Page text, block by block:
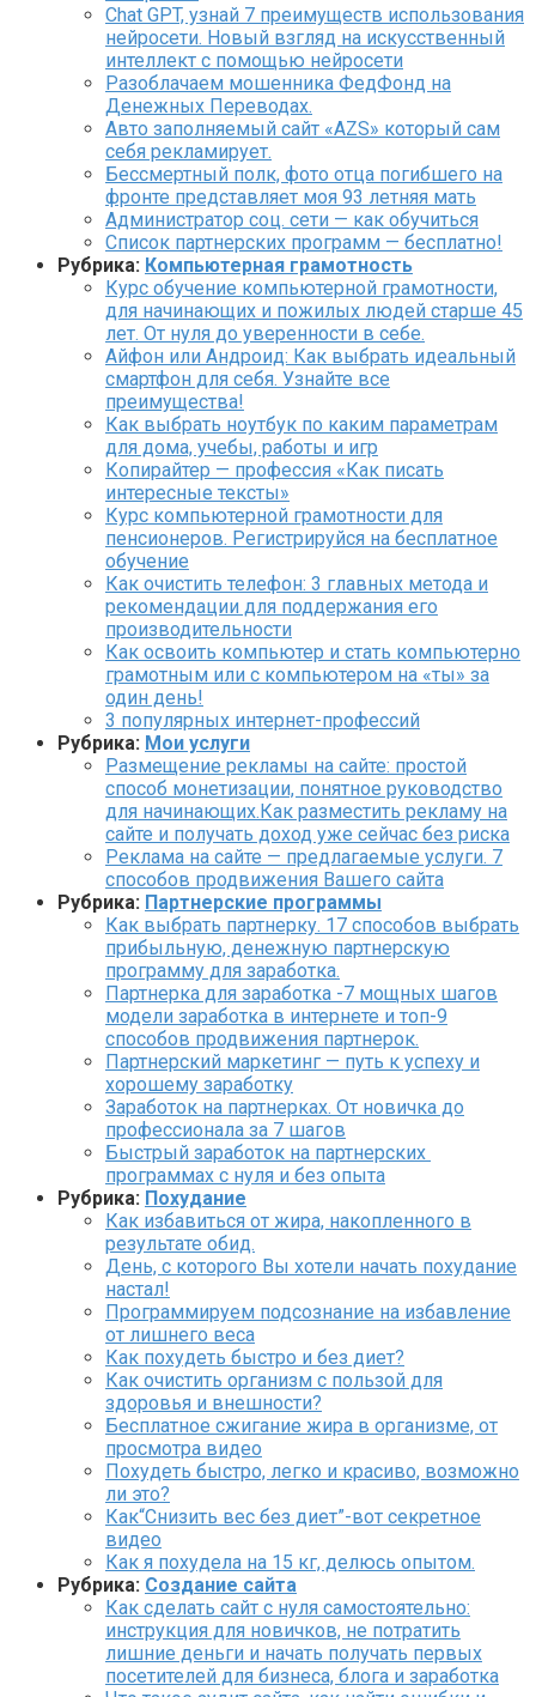
Chat GPT, узнай 7 преимуществ использования
нейросети. Новый взгляд на искусственный
интеллект с помощью нейросети
Разоблачаем мошенника ФедФонд на
Денежных Переводах.
Авто заполняемый сайт «AZS» который сам
себя рекламирует.
Бессмертный полк, фото отца погибшего на
фронте представляет моя 93 летняя мать
Администратор соц. сети — как обучиться
Список партнерских программ — бесплатно!
Рубрика: Компьютерная грамотность
Курс обучение компьютерной грамотности,
для начинающих и пожилых людей старше 45
лет. От нуля до уверенности в себе.
Айфон или Андроид: Как выбрать идеальный
смартфон для себя. Узнайте все
преимущества!
Как выбрать ноутбук по каким параметрам
для дома, учебы, работы и игр
Копирайтер — профессия «Как писать
интересные тексты»
Курс компьютерной грамотности для
пенсионеров. Регистрируйся на бесплатное
обучение
Как очистить телефон: 3 главных метода и
рекомендации для поддержания его
производительности
Как освоить компьютер и стать компьютерно
грамотным или с компьютером на «ты» за
один день!
3 популярных интернет-профессий
Рубрика: Мои услуги
Размещение рекламы на сайте: простой
способ монетизации, понятное руководство
для начинающих.Как разместить рекламу на
сайте и получать доход уже сейчас без риска
Реклама на сайте — предлагаемые услуги. 7
способов продвижения Вашего сайта
Рубрика: Партнерские программы
Как выбрать партнерку. 17 способов выбрать
прибыльную, денежную партнерскую
программу для заработка.
Партнерка для заработка -7 мощных шагов
модели заработка в интернете и топ-9
способов продвижения партнерок.
Партнерский маркетинг — путь к успеху и
хорошему заработку
Заработок на партнерках. От новичка до
профессионала за 7 шагов
Быстрый заработок на партнерских
программах с нуля и без опыта
Рубрика: Похудание
Как избавиться от жира, накопленного в
результате обид.
День, с которого Вы хотели начать похудание
настал!
Программируем подсознание на избавление
от лишнего веса
Как похудеть быстро и без диет?
Как очистить организм с пользой для
здоровья и внешности?
Бесплатное сжигание жира в организме, от
просмотра видео
Похудеть быстро, легко и красиво, возможно
ли это?
Как“Снизить вес без диет”-вот секретное
видео
Как я похудела на 15 кг, делюсь опытом.
Рубрика: Создание сайта
Как сделать сайт с нуля самостоятельно:
инструкция для новичков, не потратить
лишние деньги и начать получать первых
посетителей для бизнеса, блога и заработка